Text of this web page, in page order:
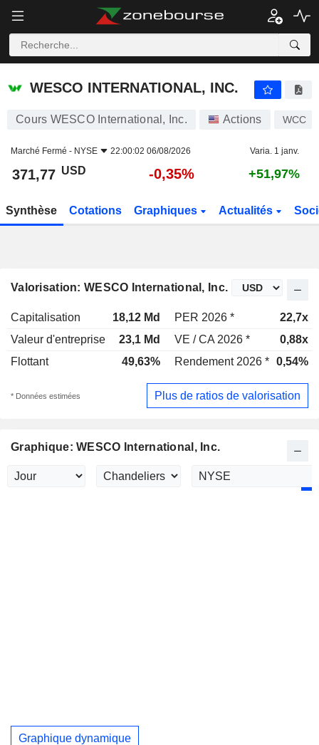
WESCO INTERNATIONAL, INC.
Cours WESCO International, Inc. Actions WCC
Marché Fermé - NYSE 22:00:02 06/08/2026 Varia. 1 janv.
371,77 USD -0,35% +51,97%
Synthèse Cotations Graphiques Actualités
Valorisation: WESCO International, Inc.
Capitalisation 18,12 Md PER 2026 *
22,7x
Valeur d'entreprise
23,1 Md VE / CA 2026 *
0,88x
Flottant
49,63% Rendement 2026 * 0,54%
* Données estimées Plus de ratios de valorisation
Graphique: WESCO International, Inc.
Graphique dynamique